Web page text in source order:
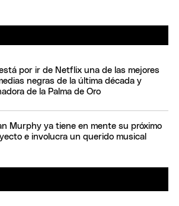
por ir de Netflix una de las mejores
negras de la última década y
de la Palma de Oro
Murphy ya tiene en mente su próximo
e involucra un querido musical